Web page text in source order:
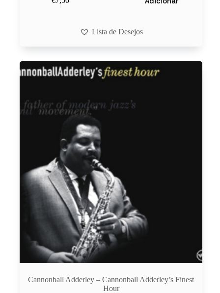
Lista de Desejos
Cannonball Adderley – Cannonball Adderley’s Finest
Hour